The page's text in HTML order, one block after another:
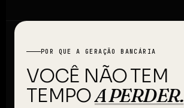
POR QUE A GERAÇÃO BANCÁRIA
VOCÊ NÃO TEM
TEMPOA PERDER.